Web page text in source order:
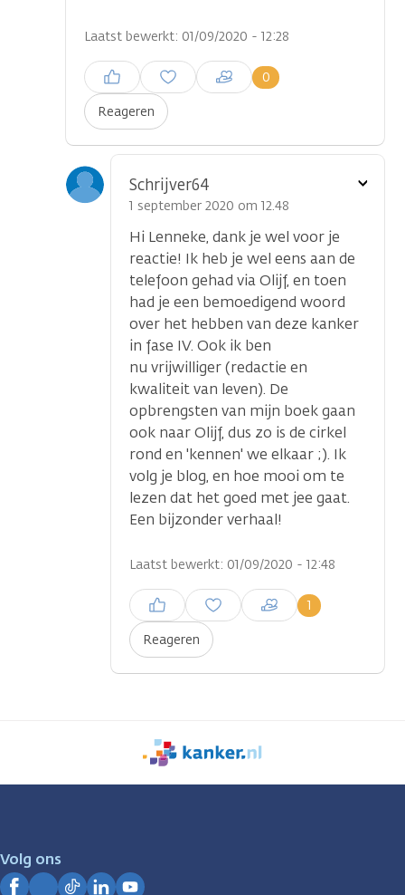
Laatst bewerkt: 01/09/2020 - 12:28
Reageren
0
Inloggen om een reactie te
plaatsen
Schrijver64
1 september 2020 om 12.48
Hi Lenneke, dank je wel voor je
reactie! Ik heb je wel eens aan de
telefoon gehad via Olijf, en toen
had je een bemoedigend woord
over het hebben van deze kanker
in fase IV. Ook ik ben
nu vrijwilliger (redactie en
kwaliteit van leven). De
opbrengsten van mijn boek gaan
ook naar Olijf, dus zo is de cirkel
rond en 'kennen' we elkaar ;). Ik
volg je blog, en hoe mooi om te
lezen dat het goed met jee gaat.
Een bijzonder verhaal!
Laatst bewerkt: 01/09/2020 - 12:48
Reageren
1
Inloggen om een reactie te
plaatsen
Toon
We
zijn
Volg ons